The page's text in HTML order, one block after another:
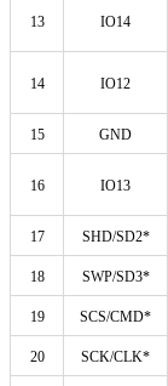
13 IO14
14 IO12
15 GND
16 IO13
17 SHD/SD2*
18 SWP/SD3*
19 SCS/CMD*
20 SCK/CLK*